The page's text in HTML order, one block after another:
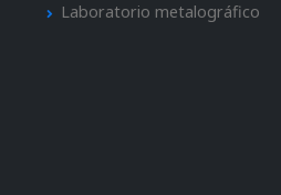
Laboratorio metalográfico